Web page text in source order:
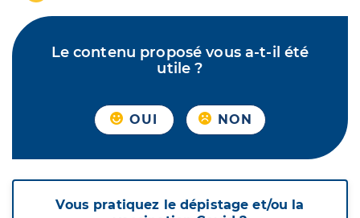
Le contenu proposé vous a-t-il été
utile ?
OUI NON
Vous pratiquez le dépistage et/ou la